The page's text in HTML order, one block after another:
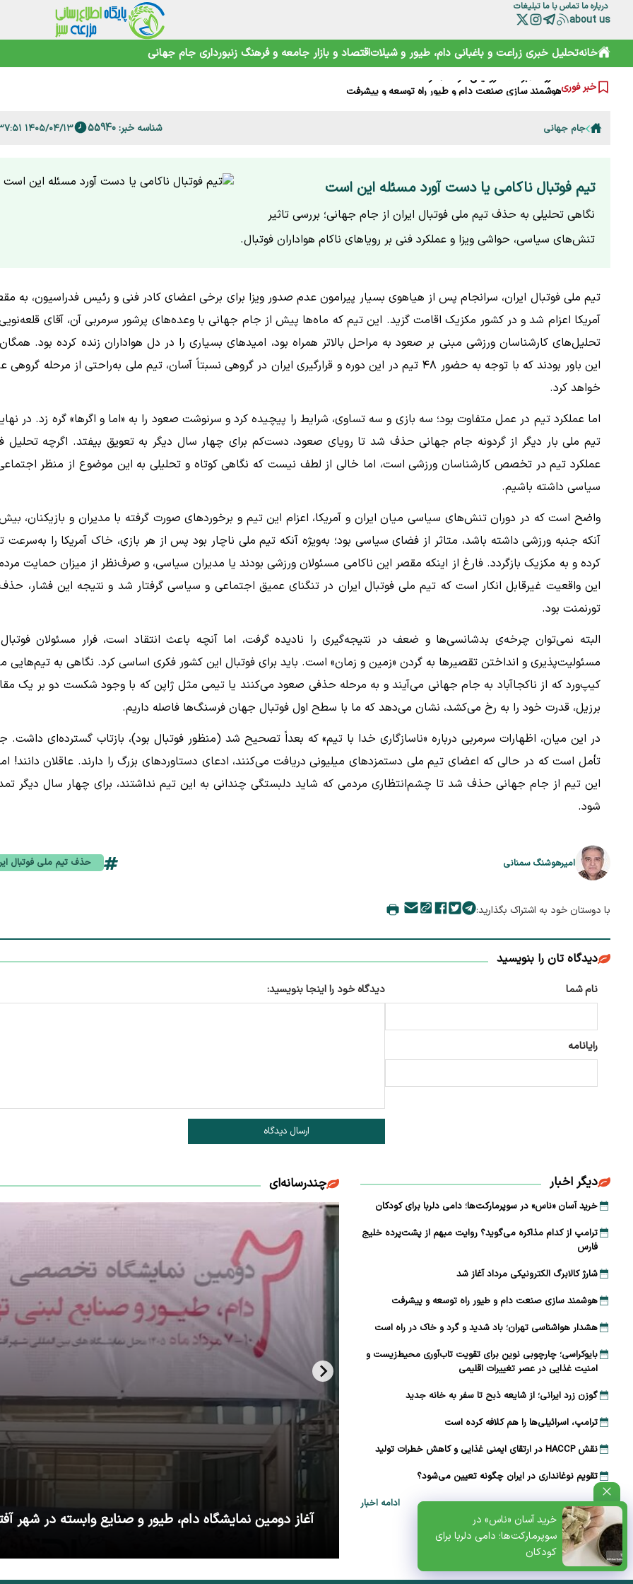
درباره ما تماس با ما تبلیغات
about us
خانهتحلیل خبری زراعت و باغبانی دام، طیور و شیلاتاقتصاد و بازار جامعه و فرهنگ زنبورداری جام جهانی
خبر فوری
خرید آسان «ناس» در سوپرمارکت‌ها؛ دامی دلربا برای کودکان
ترامپ از کدام مذاکره می‌گوید؟ روایت مبهم از پشت‌پرده خلیج فارس
هوشمند سازی صنعت دام و طیور راه توسعه و پیشرفت
گوزن زرد ایرانی؛ از شایعه ذبح تا سفر به خانه جدید
خرید آسان «ناس» در
سوپرمارکت‌ها؛ دامی دلربا برای
کودکان
جام جهانی شناسه خبر: 55940 ۱۴۰۵/۰۴/۱۳ ۱۲:۳۷:۵۱
تیم فوتبال ناکامی یا دست آورد مسئله این است
نگاهی تحلیلی به حذف تیم ملی فوتبال ایران از جام جهانی؛ بررسی تاثیر
تنش‌های سیاسی، حواشی ویزا و عملکرد فنی بر رویاهای ناکام هواداران فوتبال.
تیم ملی فوتبال ایران، سرانجام پس از هیاهوی بسیار پیرامون عدم صدور ویزا برای برخی اعضای کادر فنی و رئیس فدراسیون، به
آمریکا اعزام شد و در کشور مکزیک اقامت گزید. این تیم که ماه‌ها پیش از جام جهانی با وعده‌های پرشور سرمربی آن، آقای
تحلیل‌های کارشناسان ورزشی مبنی بر صعود به مراحل بالاتر همراه بود، امیدهای بسیاری را در دل هواداران زنده کرده بود.
این باور بودند که با توجه به حضور ۴۸ تیم در این دوره و قرارگیری ایران در گروهی نسبتاً آسان، تیم ملی به‌راحتی از مرحله گروهی
خواهد کرد.
اما عملکرد تیم در عمل متفاوت بود؛ سه بازی و سه تساوی، شرایط را پیچیده کرد و سرنوشت صعود را به «اما و اگرها» گره زد. در
تیم ملی بار دیگر از گردونه جام جهانی حذف شد تا رویای صعود، دست‌کم برای چهار سال دیگر به تعویق بیفتد. اگرچه تحلیل
عملکرد تیم در تخصص کارشناسان ورزشی است، اما خالی از لطف نیست که نگاهی کوتاه و تحلیلی به این موضوع از منظر
سیاسی داشته باشیم.
واضح است که در دوران تنش‌های سیاسی میان ایران و آمریکا، اعزام این تیم و برخوردهای صورت گرفته با مدیران و بازیکنان،
آنکه جنبه ورزشی داشته باشد، متاثر از فضای سیاسی بود؛ به‌ویژه آنکه تیم ملی ناچار بود پس از هر بازی، خاک آمریکا را به‌سرعت
کرده و به مکزیک بازگردد. فارغ از اینکه مقصر این ناکامی مسئولان ورزشی بودند یا مدیران سیاسی، و صرف‌نظر از میزان حمایت
این واقعیت غیرقابل انکار است که تیم ملی فوتبال ایران در تنگنای عمیق اجتماعی و سیاسی گرفتار شد و نتیجه این فشار،
تورنمنت بود.
البته نمی‌توان چرخه‌ی بدشانسی‌ها و ضعف در نتیجه‌گیری را نادیده گرفت، اما آنچه باعث انتقاد است، فرار مسئولان
مسئولیت‌پذیری و انداختن تقصیرها به گردن «زمین و زمان» است. باید برای فوتبال این کشور فکری اساسی کرد. نگاهی به تیم‌هایی
کیپ‌ورد که از ناکجاآباد به جام جهانی می‌آیند و به مرحله حذفی صعود می‌کنند یا تیمی مثل ژاپن که با وجود شکست دو بر یک
برزیل، قدرت خود را به رخ می‌کشد، نشان می‌دهد که ما با سطح اول فوتبال جهان فرسنگ‌ها فاصله داریم.
در این میان، اظهارات سرمربی درباره «ناسازگاری خدا با تیم» که بعداً تصحیح شد (منظور فوتبال بود)، بازتاب گسترده‌ای داشت.
تأمل است که در حالی که اعضای تیم ملی دستمزدهای میلیونی دریافت می‌کنند، ادعای دستاوردهای بزرگ را دارند. عاقلان دانند!
این تیم از جام جهانی حذف شد تا چشم‌انتظاری مردمی که شاید دلبستگی چندانی به این تیم نداشتند، برای چهار سال دیگر
شود.
امیرهوشنگ سمنانی حذف تیم ملی فوتبال
با دوستان خود به اشتراک بگذارید:
دیدگاه تان را بنویسید
نام شما
رایانامه
دیدگاه خود را اینجا بنویسید:
ارسال دیدگاه
دیگر اخبار
خرید آسان «ناس» در سوپرمارکت‌ها؛ دامی دلربا برای کودکان
ترامپ از کدام مذاکره می‌گوید؟ روایت مبهم از پشت‌پرده خلیج
فارس
شارژ کالابرگ الکترونیکی مرداد آغاز شد
هوشمند سازی صنعت دام و طیور راه توسعه و پیشرفت
هشدار هواشناسی تهران؛ باد شدید و گرد و خاک در راه است
بایوکراسی؛ چارچوبی نوین برای تقویت تاب‌آوری محیط‌زیست و
امنیت غذایی در عصر تغییرات اقلیمی
گوزن زرد ایرانی؛ از شایعه ذبح تا سفر به خانه جدید
ترامپ، اسرائیلی‌ها را هم کلافه کرده است
نقش HACCP در ارتقای ایمنی غذایی و کاهش خطرات تولید
تقویم نوغانداری در ایران چگونه تعیین می‌شود؟
ادامه اخبار
چندرسانه‌ای
آغاز دومین نمایشگاه دام، طیور و صنایع وابسته در شهر